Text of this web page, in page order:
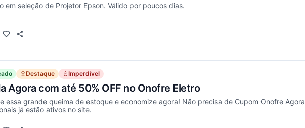
em seleção de Projetor Epson. Válido por poucos dias.
funcionou
cupom não funcionou
Destaque Imperdível
Agora com até 50% OFF no Onofre Eletro
essa grande queima de estoque e economize agora! Não precisa de Cupom Onofre
já estão ativos no site.